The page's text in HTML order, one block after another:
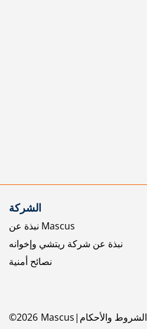
الشركة
نبذة عن Mascus
نبذة عن شركة ريتشي وإخوانه
نصائح أمنية
©2026 Mascus الشروط والأحكام